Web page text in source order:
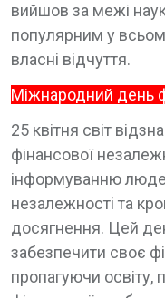
вийшов за межі
популярним у
власні відчуття.
Міжнародний день
25 квітня світ
фінансової
інформуванню
незалежності та
досягнення. Цей
забезпечити своє
пропагуючи освіту,